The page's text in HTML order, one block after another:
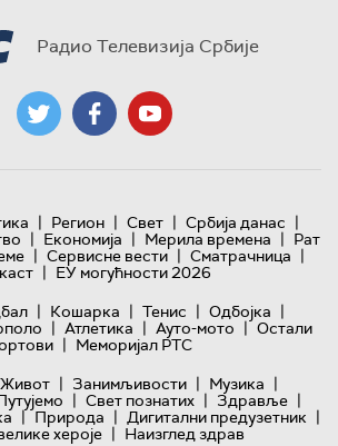
Радио Телевизија Србије
| Регион | Свет | Србија данас |
| Економија | Мерила времена | Рат
| Сервисне вести | Сматрачница |
| ЕУ могућности 2026
| Кошарка | Тенис | Одбојка |
| Атлетика | Ауто-мото | Остали
| Меморијал РТС
Живот | Занимљивости | Музика |
| Свет познатих | Здравље |
| Природа | Дигитални предузетник |
хероје | Наизглед здрав